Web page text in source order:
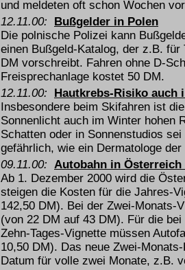
und meldeten oft schon Wochen
12.11.00:
Bußgelder in Polen
Die polnische Polizei kann
einen Bußgeld-Katalog, der z.B.
DM vorschreibt. Fahren ohne D-
Freisprechanlage kostet 50 DM.
12.11.00:
Hautkrebs-Risiko auch
Insbesondere beim Skifahren ist
Sonnenlicht auch im Winter hohen
Schatten oder in Sonnenstudios
gefährlich, wie ein Dermatologe
09.11.00: Autobahn in Österreich
Ab 1. Dezember 2000 wird die
steigen die Kosten für die Jahres-
142,50 DM). Bei der Zwei-Monats-
(von 22 DM auf 43 DM). Für die
Zehn-Tages-Vignette müssen
10,50 DM). Das neue Zwei-
Datum für volle zwei Monate, z.B.